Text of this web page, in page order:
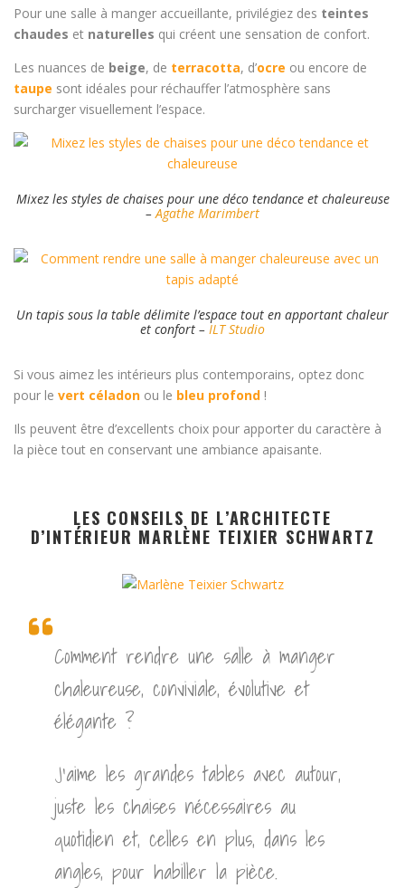
Pour une salle à manger accueillante, privilégiez des teintes
chaudes et naturelles qui créent une sensation de confort.
Les nuances de beige, de terracotta, d’ocre ou encore de
taupe sont idéales pour réchauffer l’atmosphère sans
surcharger visuellement l’espace.
Mixez les styles de chaises pour une déco tendance et chaleureuse
–Agathe Marimbert
Un tapis sous la table délimite l’espace tout en apportant chaleur
et confort – ILT Studio
Si vous aimez les intérieurs plus contemporains, optez donc
pour le vert céladon ou le bleu profond !
Ils peuvent être d’excellents choix pour apporter du caractère à
la pièce tout en conservant une ambiance apaisante.
LES CONSEILS DE L’ARCHITECTE
D’INTÉRIEUR MARLÈNE TEIXIER SCHWARTZ
Comment rendre une salle à manger
chaleureuse, conviviale, évolutive et
élégante ?
J’aime les grandes tables avec autour,
juste les chaises nécessaires au
quotidien et, celles en plus, dans les
angles, pour habiller la pièce.